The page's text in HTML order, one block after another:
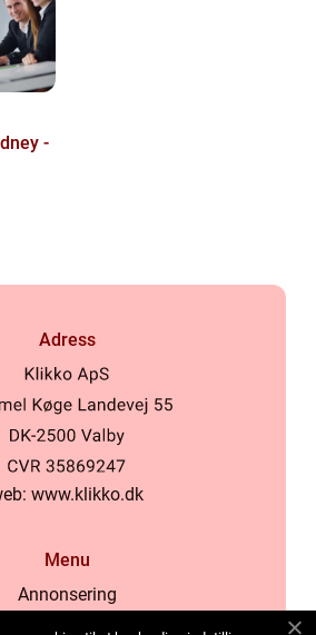
-
Adress
www.klikko.dk
Menu
Annonsering